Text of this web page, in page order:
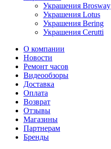
Украшения Brosway
Украшения Lotus
Украшения Bering
Украшения Cerutti
О компании
Новости
Ремонт часов
Видеообзоры
Доставка
Оплата
Возврат
Отзывы
Магазины
Партнерам
Бренды